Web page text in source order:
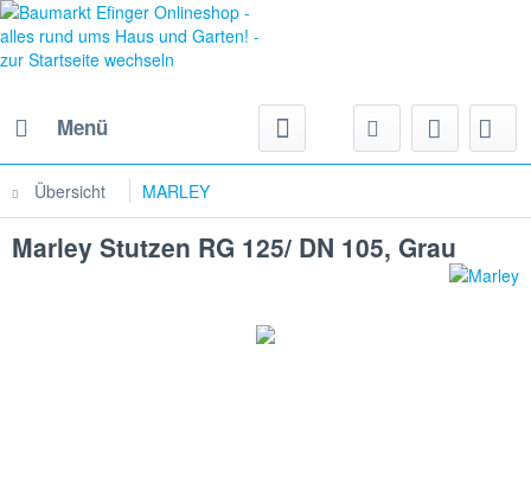
Menü
Übersicht MARLEY
Marley Stutzen RG 125/ DN 105, Grau